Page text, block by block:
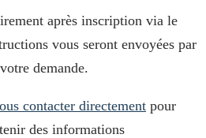
après inscription via le
vous seront envoyées par
demande.
contacter directement pour
des informations